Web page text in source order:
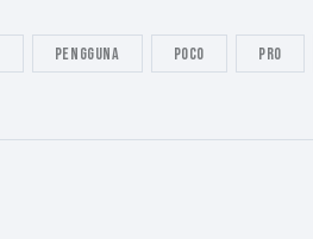
pengguna Poco Pro